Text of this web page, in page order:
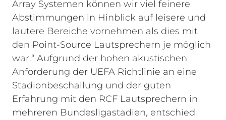
Array Systemen können wir viel feinere
Abstimmungen in Hinblick auf leisere und
lautere Bereiche vornehmen als dies mit
den Point-Source Lautsprechern je möglich
war.“ Aufgrund der hohen akustischen
Anforderung der UEFA Richtlinie an eine
Stadionbeschallung und der guten
Erfahrung mit den RCF Lautsprechern in
mehreren Bundesligastadien, entschied